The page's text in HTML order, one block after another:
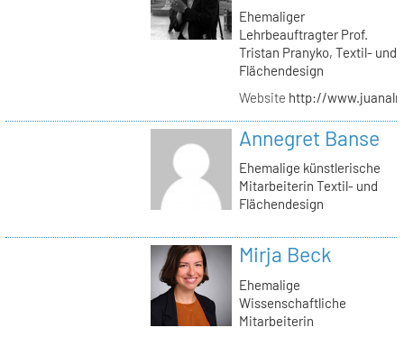
Ehemaliger
Lehrbeauftragter Prof.
Tristan Pranyko, Textil- und
Flächendesign
Website http://
Annegret Banse
Ehemalige künstlerische
Mitarbeiterin Textil- und
Flächendesign
Mirja Beck
Ehemalige
Wissenschaftliche
Mitarbeiterin